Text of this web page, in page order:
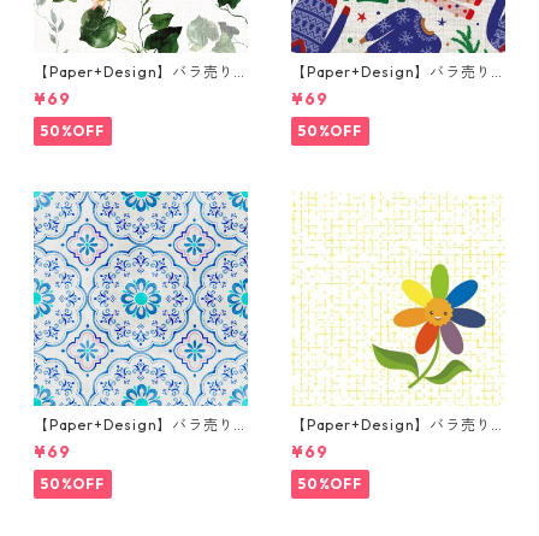
【Paper+Design】バラ売り2
枚 ランチサイズ ペーパーナプ
キン Botanical Vine ライトグ
レー
¥69
50%OFF
【Paper+Design】バラ売り2
枚 ランチサイズ ペーパーナプ
キン Holiday ベージュ
¥69
50%OFF
【Paper+Design】バラ売り2
枚 ランチサイズ ペーパーナプ
キン Boho mosaic ブルー
¥69
50%OFF
【Paper+Design】バラ売り2
枚 ランチサイズ ペーパーナプ
キン Sunny Sunflower イエロ
ー
¥69
50%OFF